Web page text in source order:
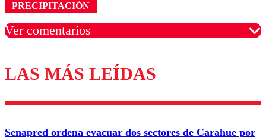
PRECIPITACIÓN
Ver comentarios
Los comentarios son moderados para garantizar un
diálogo respetuoso.
LAS MÁS LEÍDAS
Senapred ordena evacuar dos sectores de Carahue por